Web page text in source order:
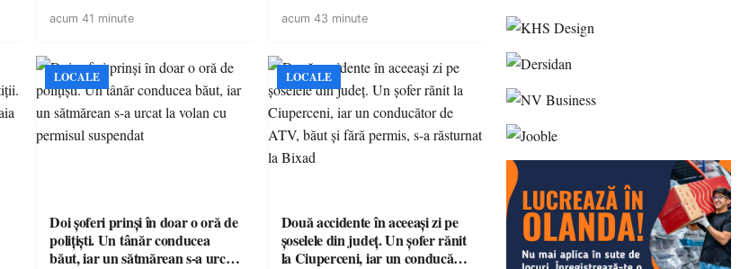
acum 41 minute acum 43 minute
LOCALE
Doi șoferi prinși în doar o oră de
polițiști. Un tânăr conducea
băut, iar un sătmărean s-a urcat
LOCALE
Două accidente în aceeași zi pe
șoselele din județ. Un șofer rănit
la Ciuperceni, iar un conducător